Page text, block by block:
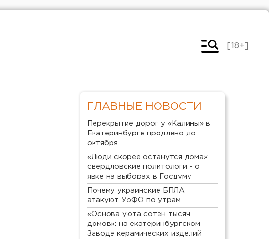
[18+]
ГЛАВНЫЕ НОВОСТИ
Перекрытие дорог у «Калины» в
Екатеринбурге продлено до
октября
«Люди скорее останутся дома»:
свердловские политологи - о
явке на выборах в Госдуму
Почему украинские БПЛА
атакуют УрФО по утрам
«Основа уюта сотен тысяч
домов»: на екатеринбургском
Заводе керамических изделий